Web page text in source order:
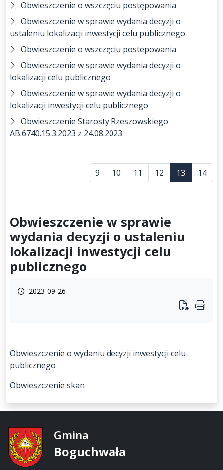
Obwieszczenie o wszczęciu postępowania
Obwieszczenie w sprawie wydania decyzji o
ustaleniu lokalizacji inwestycji celu publicznego
Obwieszczenie o wszczęciu postepowania
Obwieszczenie w sprawie wydania decyzji o
lokalizacji celu publicznego
Obwieszczenie w sprawie wydania decyzji o
lokalizacji inwestycji celu publicznego
Obwieszczenie Starosty Rzeszowskiego
AB.6740.15.3.2023 z 24.08.2023
9 10 11 12 13 14
Obwieszczenie w sprawie
wydania decyzji o ustaleniu
lokalizacji inwestycji celu
publicznego
2023-09-26
Obwieszczenie o wydaniu decyzji inwestycji celu
publicznego
Obwieszczenie skan
Gmina
Boguchwała